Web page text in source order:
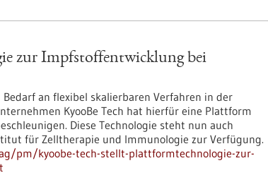
zur Impfstoffentwicklung bei
an flexibel skalierbaren Verfahren in der
KyooBe Tech hat hierfür eine Plattform
Diese Technologie steht nun auch
für Zelltherapie und Immunologie zur Verfügung.
pm/kyoobe-tech-stellt-plattformtechnologie-zur-